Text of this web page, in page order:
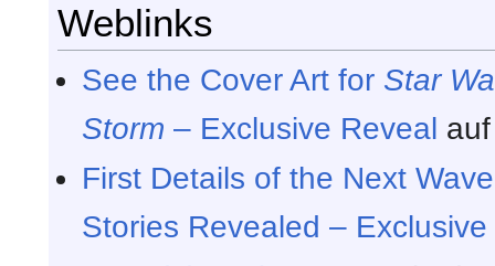
Weblinks
See the Cover Art for Star
Storm – Exclusive Reveal
First Details of the Next
Stories Revealed – Exclusive